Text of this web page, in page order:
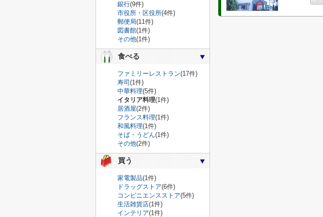
銀行(9件)
市役所・区役所(4件)
郵便局(11件)
図書館(1件)
その他(1件)
食べる
ファミリーレストラン(17件)
寿司 (1件)
中華料理(5件)
イタリア料理(1件)
居酒屋(2件)
フランス料理(1件)
和風料理(1件)
そば・うどん(1件)
その他(2件)
買う
家電製品(1件)
ドラッグストア(6件)
コンビニエンスストア(5件)
生活雑貨店(1件)
インテリア(1件)